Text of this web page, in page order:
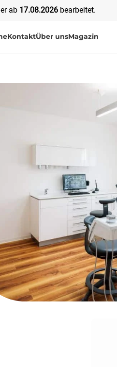
ab 17.08.2026 bearbeitet.
KontaktÜber unsMagazin